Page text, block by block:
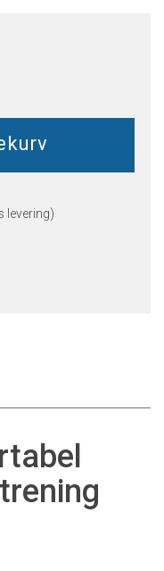
levering)